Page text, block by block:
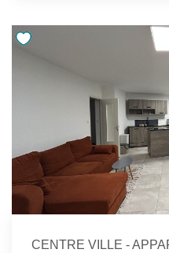
nécessite aucun travaux.
immédiate des
Contact : Escouflaire Tess
CENTRE VILLE -